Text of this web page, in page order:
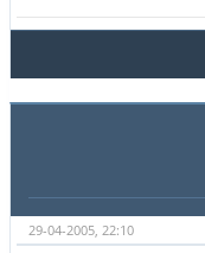
29-04-2005, 22:10